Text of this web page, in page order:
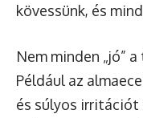
kövessünk, és
Nem minden „jó”
Például az
és súlyos